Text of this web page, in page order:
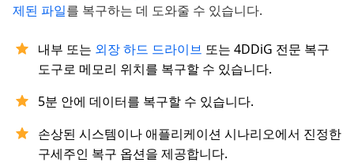
제된 파일를 복구하는 데 도와줄 수 있습니다.
내부 또는 외장 하드 드라이브 또는 4DDiG 전문 복구
도구로 메모리 위치를 복구할 수 있습니다.
5분 안에 데이터를 복구할 수 있습니다.
손상된 시스템이나 애플리케이션 시나리오에서 진정한
구세주인 복구 옵션을 제공합니다.